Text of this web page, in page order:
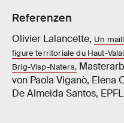
Referenzen
Olivier Lalancette, Un
figure territoriale du Haut-
Brig-Visp-Naters,
von Paola Viganò, Elena
De Almeida Santos,